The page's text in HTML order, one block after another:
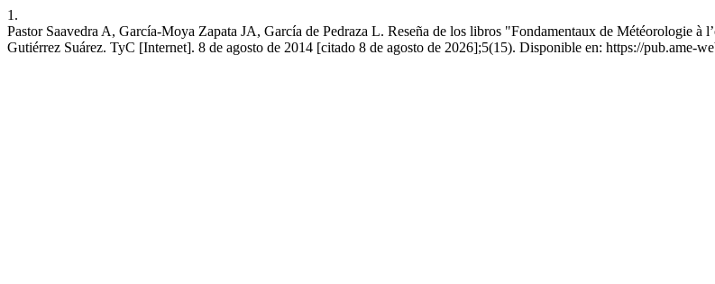
1.
Pastor Saavedra A, García-Moya Zapata JA, García de Pedraza L. Reseña de los libros "Fondamentaux de Météorologie
Gutiérrez Suárez. TyC [Internet]. 8 de agosto de 2014 [citado 8 de agosto de 2026];5(15). Disponible en: https://pub.ame-